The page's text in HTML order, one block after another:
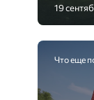
19
Что еще